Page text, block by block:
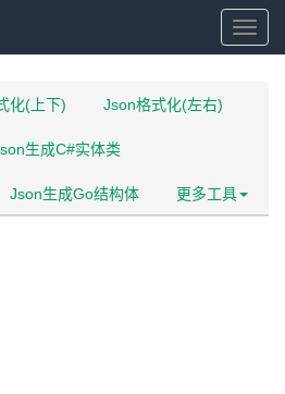
我
化(上下) Json格式化(左右)
生成C#实体类
Json生成Go结构体 更多工具